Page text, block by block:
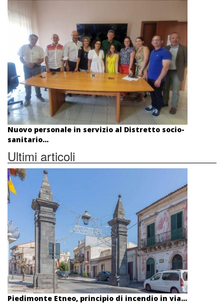
Nuovo personale in servizio al Distretto socio-
sanitario...
Ultimi articoli
Piedimonte Etneo, principio di incendio in via...